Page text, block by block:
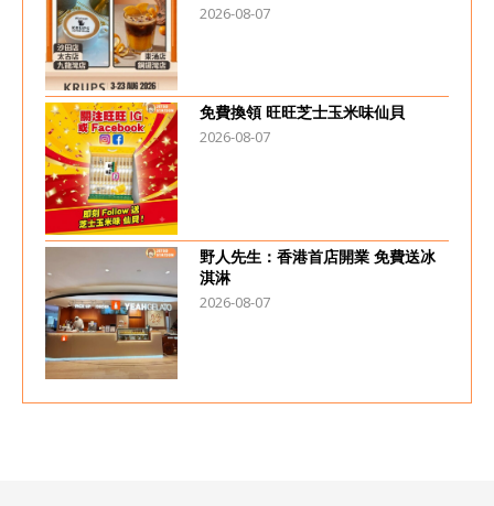
2026-08-07
免費換領 旺旺芝士玉米味仙貝
2026-08-07
野人先生：香港首店開業 免費送冰
淇淋
2026-08-07